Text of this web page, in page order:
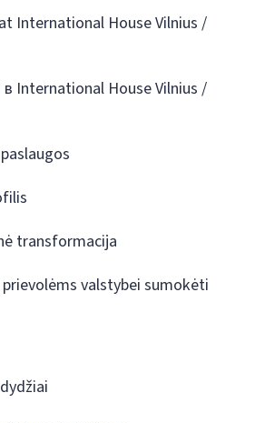
International House Vilnius /
в International House Vilnius /
transformacija
prievolėms valstybei sumokėti